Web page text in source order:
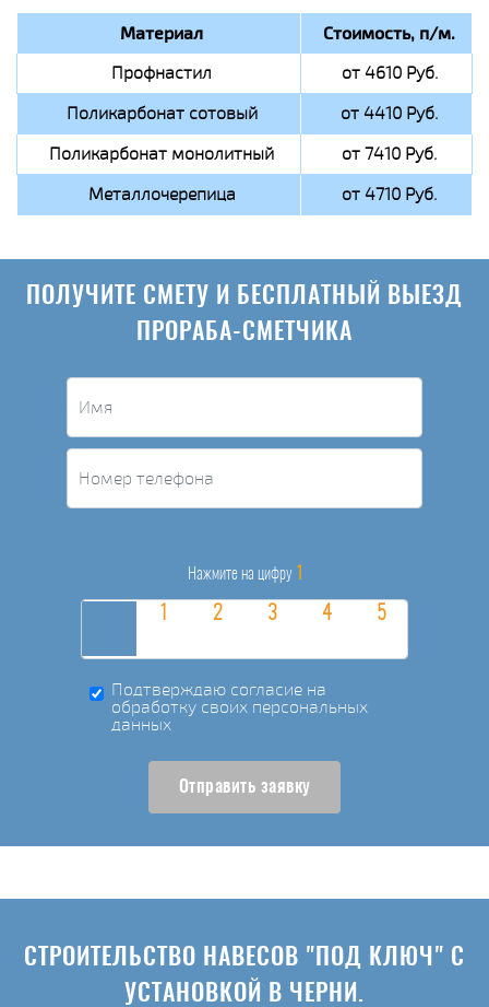
Материал Стоимость, п/м.
Профнастил
от 4610 Руб.
Поликарбонат сотовый
от 4410 Руб.
Поликарбонат монолитный
от 7410 Руб.
Металлочерепица
от 4710 Руб.
ПОЛУЧИТЕ СМЕТУ И БЕСПЛАТНЫЙ ВЫЕЗД
ПРОРАБА-СМЕТЧИКА
Нажмите на цифру 1
Подтверждаю согласие на
обработку своих персональных
данных
Отправить заявку
СТРОИТЕЛЬСТВО НАВЕСОВ "ПОД КЛЮЧ" С
УСТАНОВКОЙ В ЧЕРНИ.